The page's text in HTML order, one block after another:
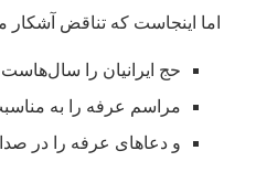
اما اینجاست که تناقض
حج ایرانیان را سال‌هاست محدود کرده
مراسم عرفه را به
و دعاهای عرفه را در